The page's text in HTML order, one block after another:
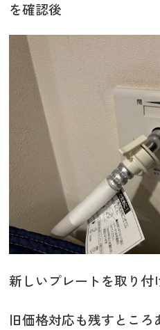
を確認後
新しいプレートを取り付
旧価格対応も残すところ